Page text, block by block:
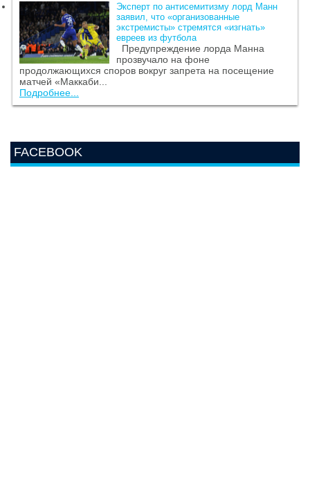
Эксперт по антисемитизму лорд Манн
заявил, что «организованные
экстремисты» стремятся «изгнать»
евреев из футбола
Предупреждение лорда Манна
прозвучало на фоне
продолжающихся споров вокруг запрета на посещение
матчей «Маккаби...
Подробнее...
FACEBOOK